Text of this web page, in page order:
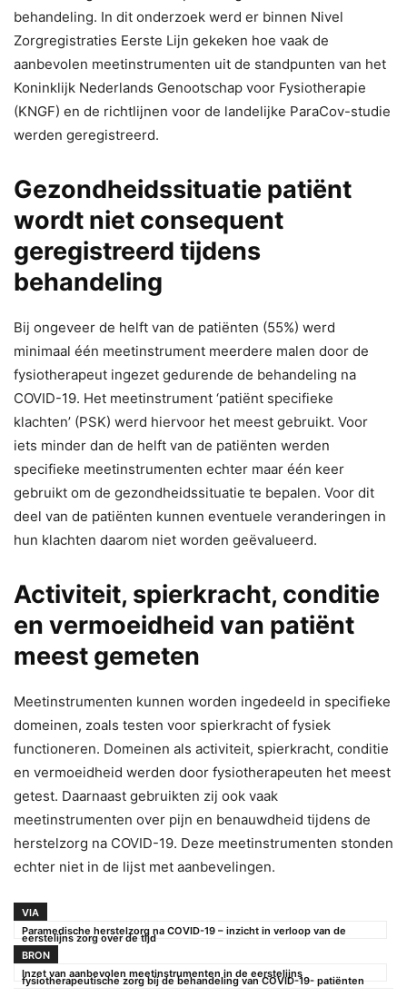
behandeling. In dit onderzoek werd er binnen Nivel
Zorgregistraties Eerste Lijn gekeken hoe vaak de
aanbevolen meetinstrumenten uit de standpunten van het
Koninklijk Nederlands Genootschap voor Fysiotherapie
(KNGF) en de richtlijnen voor de landelijke ParaCov-studie
werden geregistreerd.
Gezondheidssituatie patiënt
wordt niet consequent
geregistreerd tijdens
behandeling
Bij ongeveer de helft van de patiënten (55%) werd
minimaal één meetinstrument meerdere malen door de
fysiotherapeut ingezet gedurende de behandeling na
COVID-19. Het meetinstrument ‘patiënt specifieke
klachten’ (PSK) werd hiervoor het meest gebruikt. Voor
iets minder dan de helft van de patiënten werden
specifieke meetinstrumenten echter maar één keer
gebruikt om de gezondheidssituatie te bepalen. Voor dit
deel van de patiënten kunnen eventuele veranderingen in
hun klachten daarom niet worden geëvalueerd.
Activiteit, spierkracht, conditie
en vermoeidheid van patiënt
meest gemeten
Meetinstrumenten kunnen worden ingedeeld in specifieke
domeinen, zoals testen voor spierkracht of fysiek
functioneren. Domeinen als activiteit, spierkracht, conditie
en vermoeidheid werden door fysiotherapeuten het meest
getest. Daarnaast gebruikten zij ook vaak
meetinstrumenten over pijn en benauwdheid tijdens de
herstelzorg na COVID-19. Deze meetinstrumenten stonden
echter niet in de lijst met aanbevelingen.
VIA
Paramedische herstelzorg na COVID-19 – inzicht in verloop van de
eerstelijns zorg over de tijd
BRON
Inzet van aanbevolen meetinstrumenten in de eerstelijns
fysiotherapeutische zorg bij de behandeling van COVID-19- patiënten